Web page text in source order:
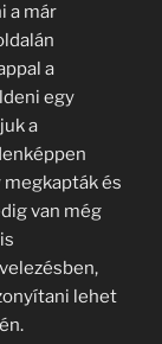
a már
a
egy
a
és
van még
lehet